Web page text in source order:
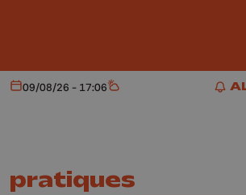
Aujourd'hui
09/08/26 - 17:06 Météo
pratiques